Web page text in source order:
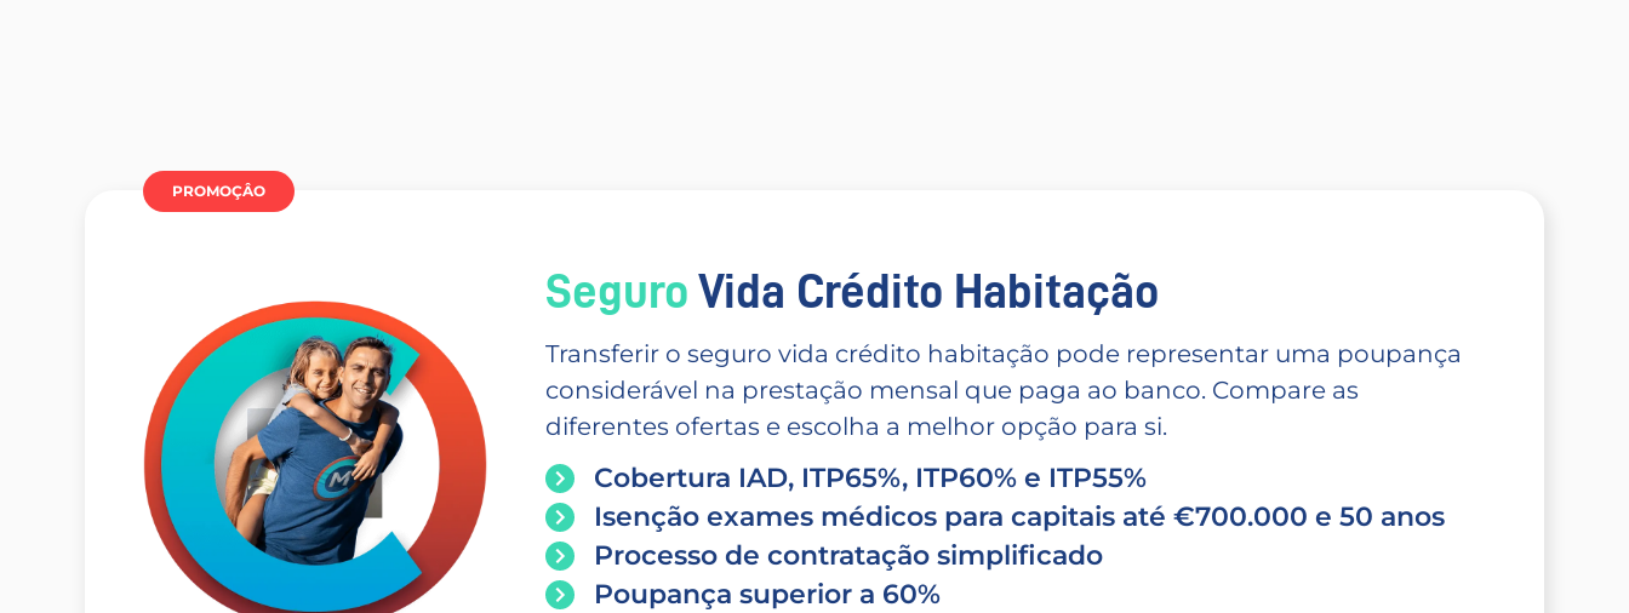
PROMOÇÂO
Seguro Vida Crédito Habitação
Transferir o seguro vida crédito habitação pode representar uma poupança
considerável na prestação mensal que paga ao banco. Compare as
diferentes ofertas e escolha a melhor opção para si.
Cobertura IAD, ITP65%, ITP60% e ITP55%
Isenção exames médicos para capitais até €700.000 e 50 anos
Processo de contratação simplificado
Poupança superior a 60%